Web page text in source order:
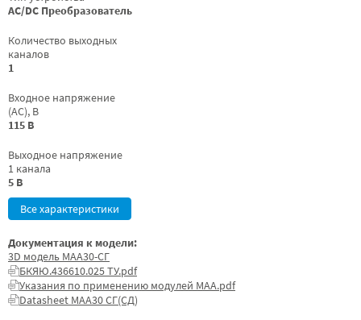
AC/DC Преобразователь
Количество выходных
каналов
1
Входное напряжение
(AC), В
115 В
Выходное напряжение
1 канала
5 В
Все характеристики
Документация к модели:
3D модель МАА30-СГ
БКЯЮ.436610.025 ТУ.pdf
Указания по применению модулей МАА.pdf
Datasheet МАА30 СГ(СД)